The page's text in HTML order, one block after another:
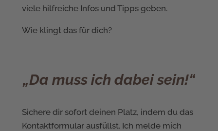
viele hilfreiche Infos und Tipps geben.
Wie klingt das für dich?
„Da muss ich dabei sein!“
Sichere dir sofort deinen Platz, indem du das
Kontaktformular ausfüllst. Ich melde mich